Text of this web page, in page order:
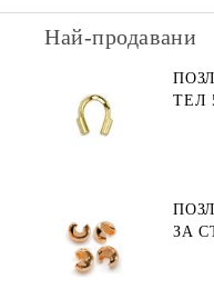
Най-продавани
ТЕЛ
ЗА